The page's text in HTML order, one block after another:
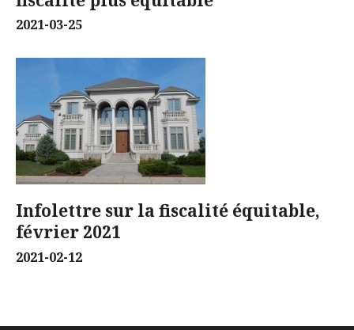
2021-03-25
Infolettre sur la fiscalité équitable,
février 2021
2021-02-12